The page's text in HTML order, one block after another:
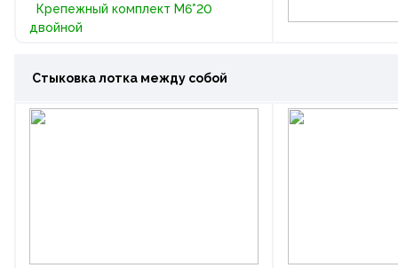
Крепежный комплект М6*20
двойной
Стыковка лотка между собой